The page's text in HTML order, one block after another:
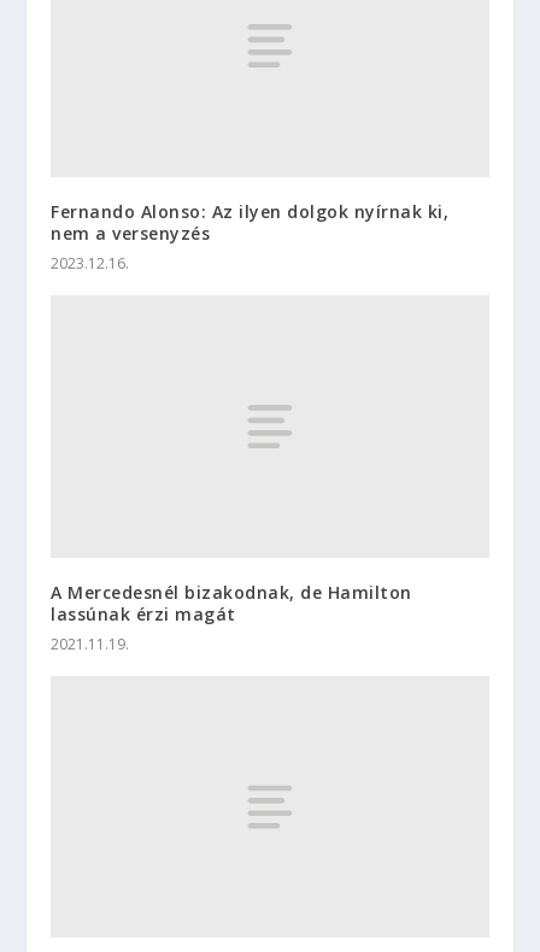
Fernando Alonso: Az ilyen dolgok nyírnak ki,
nem a versenyzés
2023.12.16.
A Mercedesnél bizakodnak, de Hamilton
lassúnak érzi magát
2021.11.19.